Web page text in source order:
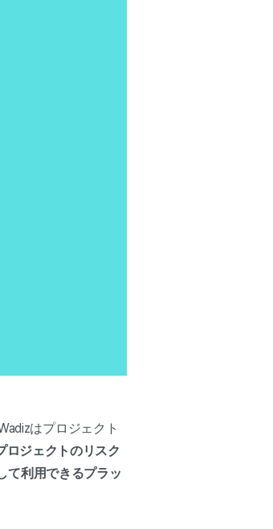
はプロジェクト
ロジェクトのリスク
て利用できるプラッ